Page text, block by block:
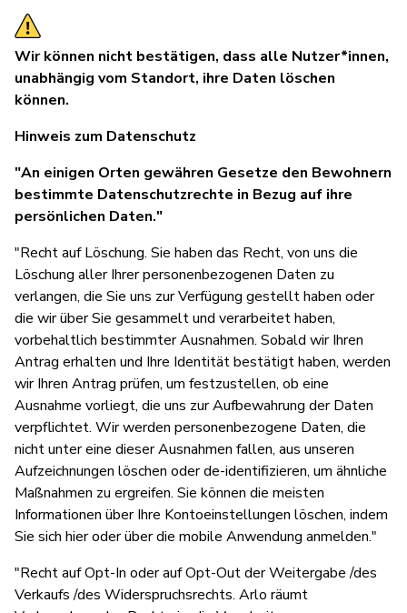
Wir können nicht bestätigen, dass alle Nutzer*innen,
unabhängig vom Standort, ihre Daten löschen
können.
Hinweis zum Datenschutz
"An einigen Orten gewähren Gesetze den Bewohnern
bestimmte Datenschutzrechte in Bezug auf ihre
persönlichen Daten."
"Recht auf Löschung. Sie haben das Recht, von uns die
Löschung aller Ihrer personenbezogenen Daten zu
verlangen, die Sie uns zur Verfügung gestellt haben oder
die wir über Sie gesammelt und verarbeitet haben,
vorbehaltlich bestimmter Ausnahmen. Sobald wir Ihren
Antrag erhalten und Ihre Identität bestätigt haben, werden
wir Ihren Antrag prüfen, um festzustellen, ob eine
Ausnahme vorliegt, die uns zur Aufbewahrung der Daten
verpflichtet. Wir werden personenbezogene Daten, die
nicht unter eine dieser Ausnahmen fallen, aus unseren
Aufzeichnungen löschen oder de-identifizieren, um ähnliche
Maßnahmen zu ergreifen. Sie können die meisten
Informationen über Ihre Kontoeinstellungen löschen, indem
Sie sich hier oder über die mobile Anwendung anmelden."
"Recht auf Opt-In oder auf Opt-Out der Weitergabe /des
Verkaufs /des Widerspruchsrechts. Arlo räumt